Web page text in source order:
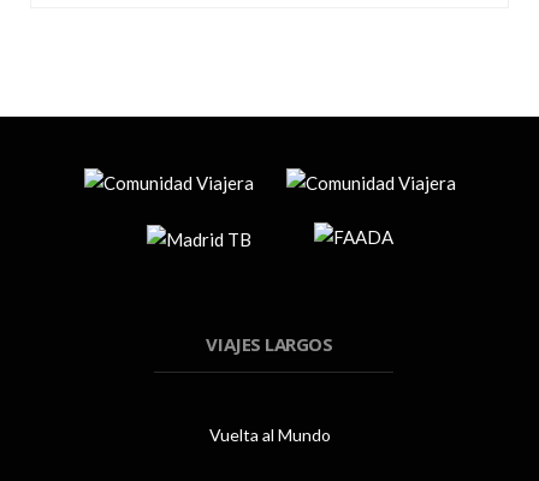
VIAJES LARGOS
Vuelta al Mundo